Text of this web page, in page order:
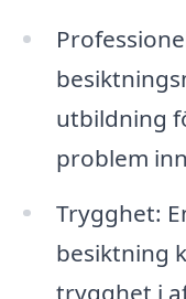
utbildning
problem
Trygghet:
besiktning
trygghet i